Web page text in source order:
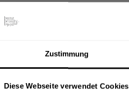
Zustimmung
Diese Webseite verwendet Cookies